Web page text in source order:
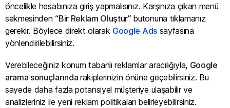
öncelikle hesabınıza giriş yapmalısınız. Karşınıza çıkan menü
sekmesinden “Bir Reklam Oluştur” butonuna tıklamanız
gerekir. Böylece direkt olarak Google Adssayfasına
yönlendirilebilirsiniz.
Verebileceğiniz konum tabanlı reklamlar aracılığıyla, Google
arama sonuçlarında rakiplerinizin önüne geçebilirsiniz. Bu
sayede daha fazla potansiyel müşteriye ulaşabilir ve
analizleriniz ile yeni reklam politikaları belirleyebilirsiniz.